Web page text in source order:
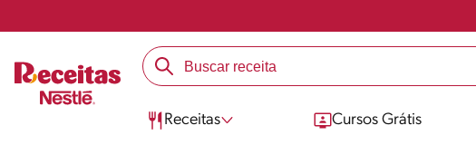
Receitas Cursos Grátis